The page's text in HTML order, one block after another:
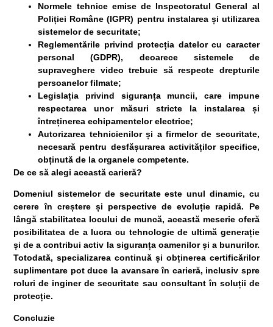
Normele tehnice emise de Inspectoratul General al
Poliției Române (IGPR) pentru instalarea și utilizarea
sistemelor de securitate;
Reglementările privind protecția datelor cu caracter
personal (GDPR), deoarece sistemele de
supraveghere video trebuie să respecte drepturile
persoanelor filmate;
Legislația privind siguranța muncii, care impune
respectarea unor măsuri stricte la instalarea și
întreținerea echipamentelor electrice;
Autorizarea tehnicienilor și a firmelor de securitate,
necesară pentru desfășurarea activităților specifice,
obținută de la organele competente.
De ce să alegi această carieră?
Domeniul sistemelor de securitate este unul dinamic, cu
cerere în creștere și perspective de evoluție rapidă. Pe
lângă stabilitatea locului de muncă, această meserie oferă
posibilitatea de a lucra cu tehnologie de ultimă generație
și de a contribui activ la siguranța oamenilor și a bunurilor.
Totodată, specializarea continuă și obținerea certificărilor
suplimentare pot duce la avansare în carieră, inclusiv spre
roluri de inginer de securitate sau consultant în soluții de
protecție.
Concluzie